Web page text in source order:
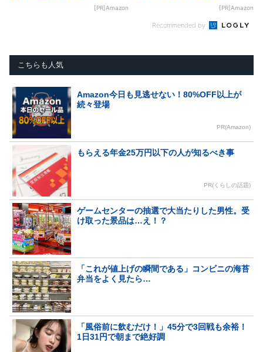
[PR]Amazon [PR]Amazon
Recommended by
こちらも人気
Amazon今日も見逃せない！80%OFF以上が
続々登場
PR(Amazon)
もらえる年金25万円以下の人が知るべき事
PR(くらしの話題)
ゲームセンターの抽選で大当たりした男性。受
け取った景品は…え！？
「これが値上げの瞬間である」コンビニの海苔
弁当をよく見たら…
「風俗前に飲むだけ！」45分で3回戦も余裕！
1日31円で朝まで絶好調